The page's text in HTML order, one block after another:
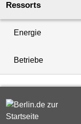
Ressorts
Energie
Betriebe